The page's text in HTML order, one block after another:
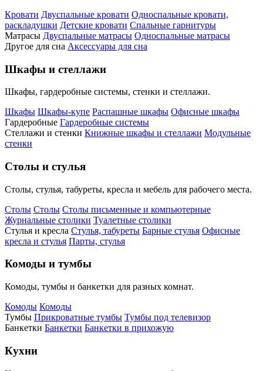
Кровати Двуспальные кровати Односпальные кровати,
раскладушки Детские кровати Спальные гарнитуры
Матрасы Двуспальные матрасы Односпальные матрасы
Другое для сна Аксессуары для сна
Шкафы и стеллажи
Шкафы, гардеробные системы, стенки и стеллажи.
Шкафы Шкафы-купе Распашные шкафы Офисные шкафы
Гардеробные Гардеробные системы
Стеллажи и стенки Книжные шкафы и стеллажи Модульные
стенки
Столы и стулья
Столы, стулья, табуреты, кресла и мебель для рабочего места.
Столы Столы Столы письменные и компьютерные
Журнальные столики Туалетные столики
Стулья и кресла Стулья, табуреты Барные стулья Офисные
кресла и стулья Парты, стулья
Комоды и тумбы
Комоды, тумбы и банкетки для разных комнат.
Комоды Комоды
Тумбы Прикроватные тумбы Тумбы под телевизор
Банкетки Банкетки Банкетки в прихожую
Кухни